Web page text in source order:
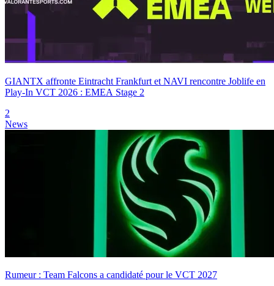
GIANTX affronte Eintracht Frankfurt et NAVI rencontre Joblife en
Play-In VCT 2026 : EMEA Stage 2
2
News
Rumeur : Team Falcons a candidaté pour le VCT 2027